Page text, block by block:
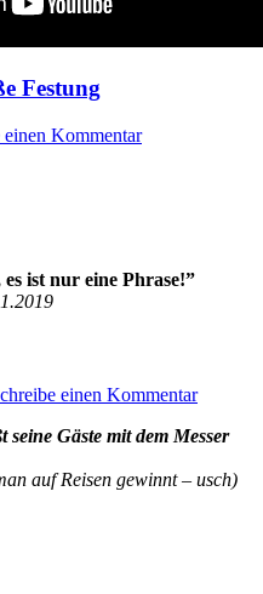
Festung
einen Kommentar
ist nur eine Phrase!”
einen Kommentar
Gäste mit dem Messer
auf Reisen gewinnt – usch)